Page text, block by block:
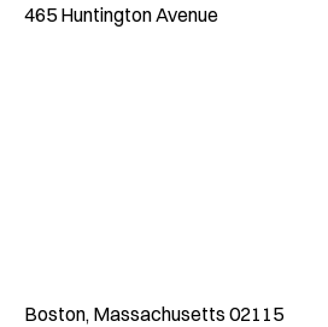
465 Huntington Avenue
Boston, Massachusetts 02115